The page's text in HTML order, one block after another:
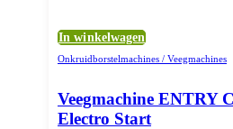
In winkelwagen
Onkruidborstelmachines / Veegmachines
Veegmachine ENTRY
Electro Start